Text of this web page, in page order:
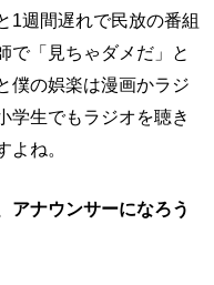
1週間遅れで民放の番組
で「見ちゃダメだ」と
僕の娯楽は漫画かラジ
学生でもラジオを聴き
ね。
ナウンサーになろう